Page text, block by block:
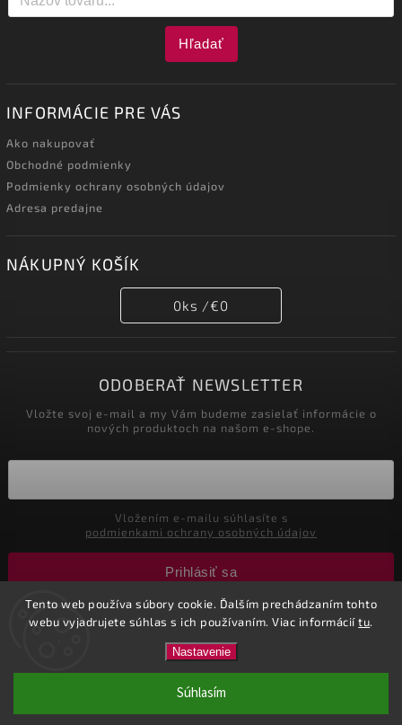
Tento web používa súbory cookie. Ďalším prechádzaním tohto
webu vyjadrujete súhlas s ich používaním. Viac informáciítu.
Nastavenie
Súhlasím
Hľadať
INFORMÁCIE PRE VÁS
Ako nakupovať
Obchodné podmienky
Podmienky ochrany osobných údajov
Adresa predajne
NÁKUPNÝ KOŠÍK
0ks /€0
ODOBERAŤ NEWSLETTER
Vložte svoj e-mail a my Vám budeme zasielať informácie o
nových produktoch na našom e-shope.
podmienkami ochrany osobných údajov
Prihlásiť sa
Nastol.sk. Všetky práva vyhradené.
| Design